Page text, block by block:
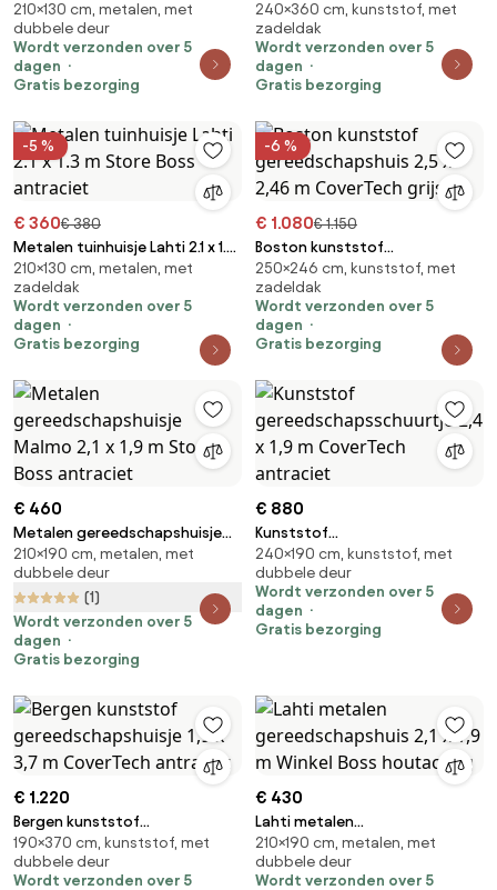
Malmo 2,1 x 1,3 m Store Boss
antraciet
210×130 cm, metalen, met
dubbele deur
Wordt verzonden over 5
dagen
Gratis bezorging
gereedschapsschuurtje Bergen
2,4 x 3,6 m CoverTech
antraciet
240×360 cm, kunststof, met
zadeldak
Wordt verzonden over 5
dagen
Gratis bezorging
-5 %
€ 360€ 380
Metalen tuinhuisje Lahti 2.1 x 1.3
m Store Boss antraciet
210×130 cm, metalen, met
zadeldak
Wordt verzonden over 5
dagen
Gratis bezorging
-6 %
€ 1.080€ 1.150
Boston kunststof
gereedschapshuis 2,5 x 2,46 m
CoverTech grijs
250×246 cm, kunststof, met
zadeldak
Wordt verzonden over 5
dagen
Gratis bezorging
€ 460
Metalen gereedschapshuisje
Malmo 2,1 x 1,9 m Store Boss
antraciet
210×190 cm, metalen, met
dubbele deur
(1)
Wordt verzonden over 5
dagen
Gratis bezorging
€ 880
Kunststof
gereedschapsschuurtje 2,4 x
1,9 m CoverTech antraciet
240×190 cm, kunststof, met
dubbele deur
Wordt verzonden over 5
dagen
Gratis bezorging
€ 1.220
Bergen kunststof
gereedschapshuisje 1,9 x 3,7 m
CoverTech antraciet
190×370 cm, kunststof, met
dubbele deur
Wordt verzonden over 5
€ 430
Lahti metalen
gereedschapshuis 2,1 x 1,9 m
Winkel Boss houtachtig
210×190 cm, metalen, met
dubbele deur
Wordt verzonden over 5